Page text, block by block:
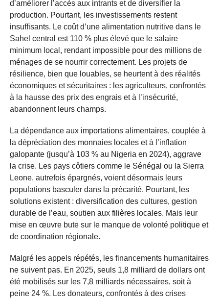
d’améliorer l’accès aux intrants et de diversifier la
production. Pourtant, les investissements restent
insuffisants. Le coût d’une alimentation nutritive dans le
Sahel central est 110 % plus élevé que le salaire
minimum local, rendant impossible pour des millions de
ménages de se nourrir correctement. Les projets de
résilience, bien que louables, se heurtent à des réalités
économiques et sécuritaires : les agriculteurs, confrontés
à la hausse des prix des engrais et à l’insécurité,
abandonnent leurs champs.
La dépendance aux importations alimentaires, couplée à
la dépréciation des monnaies locales et à l’inflation
galopante (jusqu’à 103 % au Nigeria en 2024), aggrave
la crise. Les pays côtiers comme le Sénégal ou la Sierra
Leone, autrefois épargnés, voient désormais leurs
populations basculer dans la précarité. Pourtant, les
solutions existent : diversification des cultures, gestion
durable de l’eau, soutien aux filières locales. Mais leur
mise en œuvre bute sur le manque de volonté politique et
de coordination régionale.
Malgré les appels répétés, les financements humanitaires
ne suivent pas. En 2025, seuls 1,8 milliard de dollars ont
été mobilisés sur les 7,8 milliards nécessaires, soit à
peine 24 %. Les donateurs, confrontés à des crises